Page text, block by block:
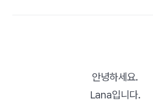
안녕하세요.
Lana입니다.